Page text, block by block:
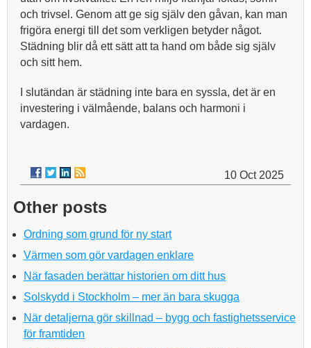
och trivsel. Genom att ge sig själv den gåvan, kan man
frigöra energi till det som verkligen betyder något.
Städning blir då ett sätt att ta hand om både sig själv
och sitt hem.
I slutändan är städning inte bara en syssla, det är en
investering i välmående, balans och harmoni i
vardagen.
10 Oct 2025
Other posts
Ordning som grund för ny start
Värmen som gör vardagen enklare
När fasaden berättar historien om ditt hus
Solskydd i Stockholm – mer än bara skugga
När detaljerna gör skillnad – bygg och fastighetsservice
för framtiden